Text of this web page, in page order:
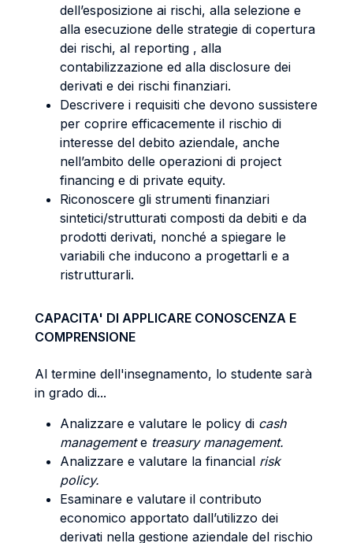
dell’esposizione ai rischi, alla selezione e
alla esecuzione delle strategie di copertura
dei rischi, al reporting , alla
contabilizzazione ed alla disclosure dei
derivati e dei rischi finanziari.
Descrivere i requisiti che devono sussistere
per coprire efficacemente il rischio di
interesse del debito aziendale, anche
nell’ambito delle operazioni di project
financing e di private equity.
Riconoscere gli strumenti finanziari
sintetici/strutturati composti da debiti e da
prodotti derivati, nonché a spiegare le
variabili che inducono a progettarli e a
ristrutturarli.
CAPACITA' DI APPLICARE CONOSCENZA E
COMPRENSIONE
Al termine dell'insegnamento, lo studente sarà
in grado di...
Analizzare e valutare le policy di cash
managemente treasury management.
Analizzare e valutare la financial risk
policy.
Esaminare e valutare il contributo
economico apportato dall’utilizzo dei
derivati nella gestione aziendale del rischio